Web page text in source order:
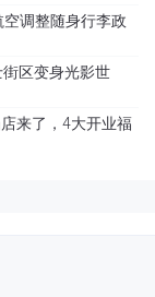
调整随身行李政
区变身光影世
来了，4大开业福